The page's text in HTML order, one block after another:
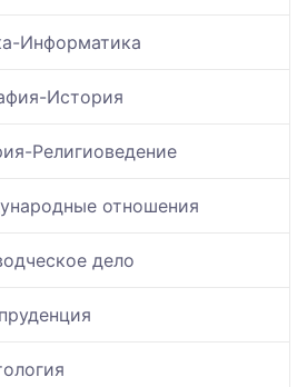
Информатика
История
Религиоведение
отношения
дело